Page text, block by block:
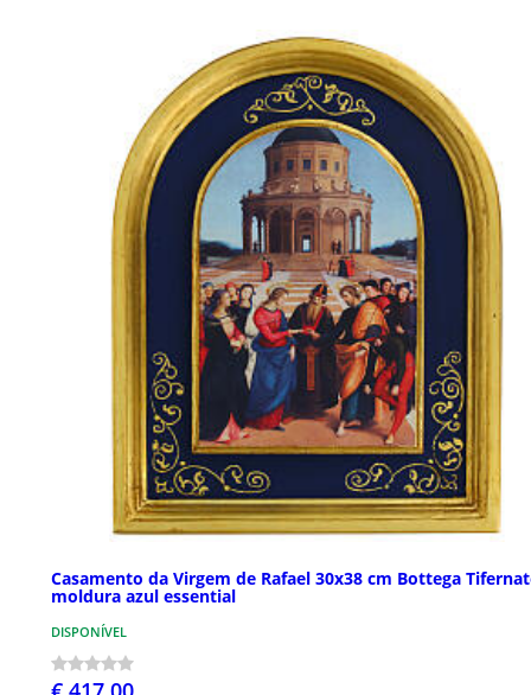
Casamento da Virgem de Rafael 30x38 cm Bottega
moldura azul essential
DISPONÍVEL